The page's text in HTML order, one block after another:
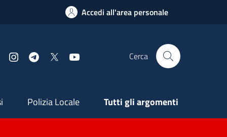
Accedi all'area personale
InstagramTelegram Cerca
Polizia Locale Tutti gli argomenti